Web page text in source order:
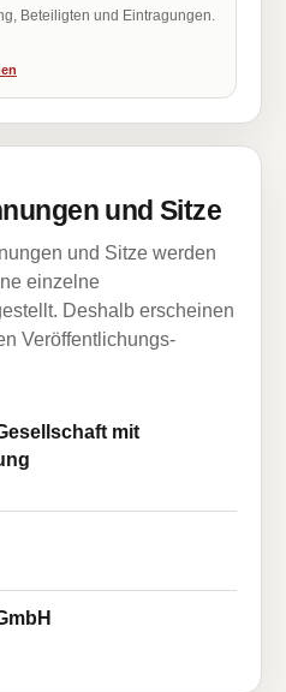
Beteiligten und Eintragungen.
und Sitze
und Sitze werden
einzelne
Deshalb erscheinen
Veröffentlichungs-
mit